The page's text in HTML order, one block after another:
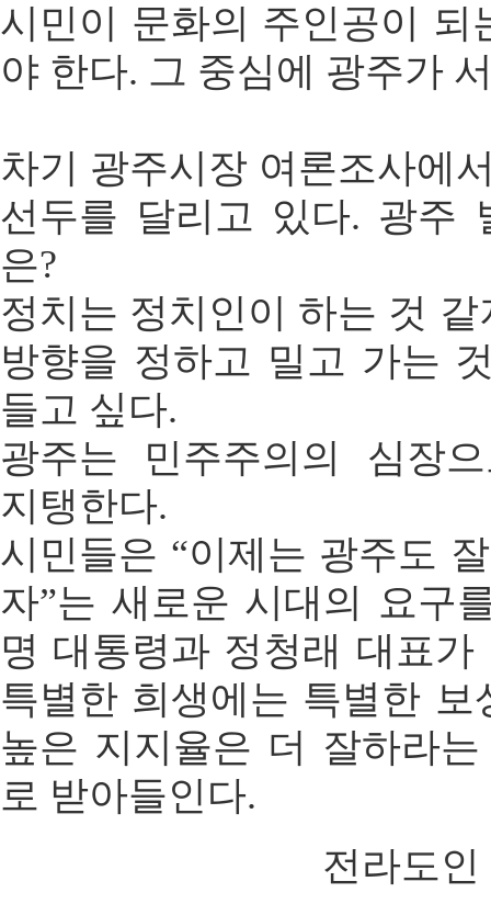
시민이 문화의 주인공이 되
야 한다. 그 중심에 광주가
차기 광주시장 여론조사에
선두를 달리고 있다. 광주
은?
정치는 정치인이 하는 것
방향을 정하고 밀고 가는
들고 싶다.
광주는 민주주의의 심장
지탱한다.
시민들은 “이제는 광주도
자”는 새로운 시대의 요구
명 대통령과 정청래 대표가
특별한 희생에는 특별한 보
높은 지지율은 더 잘하라
로 받아들인다.
전라도인